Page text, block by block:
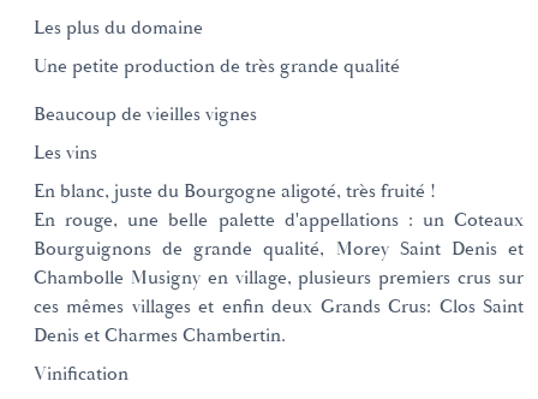
Les plus du domaine
Une petite production de très grande qualité
Beaucoup de vieilles vignes
Les vins
En blanc, juste du Bourgogne aligoté, très fruité !
En rouge, une belle palette d'appellations : un Coteaux
Bourguignons de grande qualité, Morey Saint Denis et
Chambolle Musigny en village, plusieurs premiers crus sur
ces mêmes villages et enfin deux Grands Crus: Clos Saint
Denis et Charmes Chambertin.
Vinification